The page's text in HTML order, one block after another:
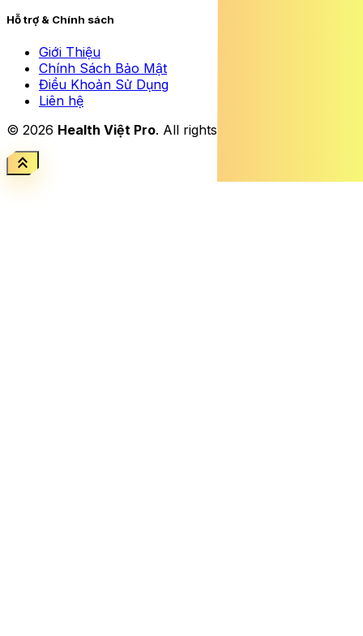
Hỗ trợ & Chính sách
Giới Thiệu
Chính Sách Bảo Mật
Điều Khoản Sử Dụng
Liên hệ
© 2026 Health Việt Pro. All rights reserved.
keyboard_double_arrow_up